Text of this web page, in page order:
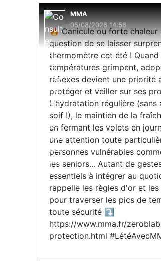
MMA
05/08/2026 14:56
🔥 Canicule ou forte chaleur
question de se laisser
thermomètre cet été ! Quand
températures grimpent,
réflexes devient une priorité
protéger et veiller sur ses
L'hydratation régulière
soif !), le maintien de la
en fermant les volets en
une attention toute
personnes vulnérables
les seniors... Autant de
essentiels à intégrer au
rappelle les règles d'or et
pour traverser les pics de
toute sécurité ⤵️
https://www.mma.fr/
protection.html